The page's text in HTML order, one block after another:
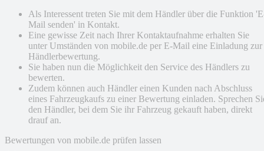
Als Interessent treten Sie mit dem Händler über die Funktion
Mail senden' in Kontakt.
Eine gewisse Zeit nach Ihrer Kontaktaufnahme erhalten Sie
unter Umständen von mobile.de per E-Mail eine Einladung zur
Händlerbewertung.
Sie haben nun die Möglichkeit den Service des Händlers zu
bewerten.
Zudem können auch Händler einen Kunden nach Abschluss
eines Fahrzeugkaufs zu einer Bewertung einladen. Sprechen
den Händler, bei dem Sie ihr Fahrzeug gekauft haben, direkt
drauf an.
Bewertungen von mobile.de prüfen lassen